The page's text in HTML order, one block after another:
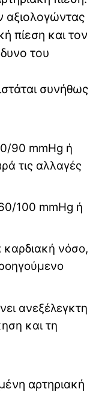
αξιολογώντας
πίεση και τον
του
συνήθως
90 mmHg ή
τις αλλαγές
100 mmHg ή
καρδιακή νόσο,
ανεξέλεγκτη
και τη
αρτηριακή